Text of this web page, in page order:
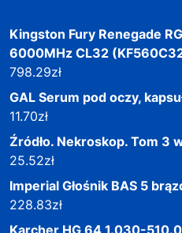
Kingston Fury Renegade
6000MHz CL32
798.29zł
GAL Serum pod oczy,
11.70zł
Źródło. Nekroskop. Tom 3
25.52zł
Imperial Głośnik BAS 5
228.83zł
Karcher HG 64 1.030-510.0